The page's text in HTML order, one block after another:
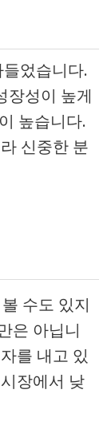
었습니다.
장성이 높게
높습니다.
신중한 분
수도 있지
은 아닙니
를 내고 있
장에서 낮